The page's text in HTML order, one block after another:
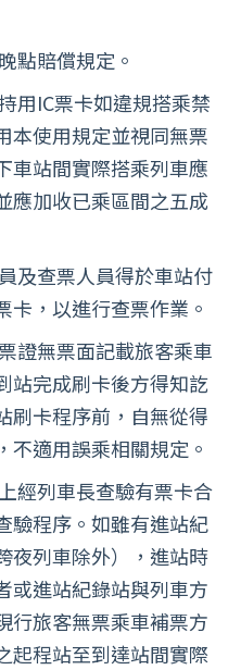
點賠償規定。
用IC票卡如違規搭乘禁
本使用規定並視同無票
車站間實際搭乘列車應
應加收已乘區間之五成
及查票人員得於車站付
卡，以進行查票作業。
證無票面記載旅客乘車
站完成刷卡後方得知訖
刷卡程序前，自無從得
不適用誤乘相關規定。
經列車長查驗有票卡合
驗程序。如雖有進站紀
夜列車除外），進站時
或進站紀錄站與列車方
行旅客無票乘車補票方
起程站至到達站間實際